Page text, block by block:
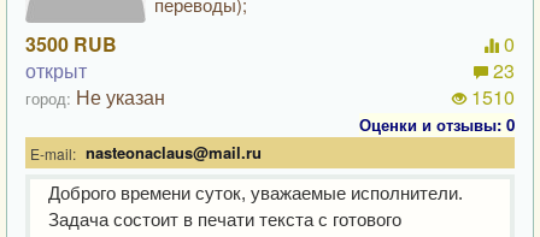
3500 RUB
открыт
город: Не указан
0
23
1510
Оценки и отзывы: 0
E-mail: nasteonaclaus@mail.ru
Доброго времени суток, уважаемые исполнители.
Задача состоит в печати текста с готового